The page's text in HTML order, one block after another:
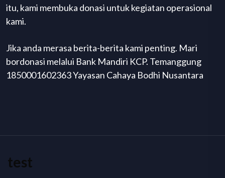
itu, kami membuka donasi untuk kegiatan operasional
kami.
Jika anda merasa berita-berita kami penting. Mari
bordonasi melalui Bank Mandiri KCP. Temanggung
1850001602363 Yayasan Cahaya Bodhi Nusantara
test